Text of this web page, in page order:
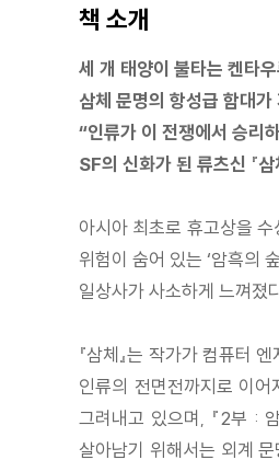
책 소개
세 개 태양이 불타는 켄타
삼체 문명의 항성급 함대
“인류가 이 전쟁에서 승리
SF의 신화가 된 류츠신 『삼
아시아 최초로 휴고상을 수
위험이 숨어 있는 ‘암흑의
일상사가 사소하게 느껴졌
『삼체』는 작가가 컴퓨터
인류의 전면전까지로 이
그려내고 있으며, 『2부 :
살아남기 위해서는 외계